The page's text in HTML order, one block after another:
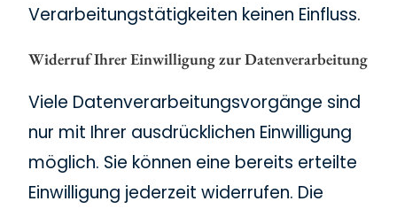
Verarbeitungstätigkeiten keinen Einfluss.
Widerruf Ihrer Einwilligung zur Datenverarbeitung
Viele Datenverarbeitungsvorgänge sind
nur mit Ihrer ausdrücklichen Einwilligung
möglich. Sie können eine bereits erteilte
Einwilligung jederzeit widerrufen. Die